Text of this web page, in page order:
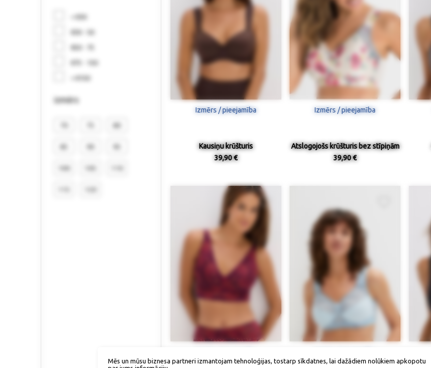
< €30
€30 - 50
€50 - 75
€75 - 150
> €150
izmērs
Izmērs / pieejamība
Kausiņu krūšturis
39,90 €
Izmērs / pieejamība
Atslogojošs krūšturis bez stīpiņām
39,90 €
Mēs un mūsu biznesa partneri izmantojam tehnoloģijas, tostarp sīkdatnes, lai dažādiem nolūkiem apkopotu